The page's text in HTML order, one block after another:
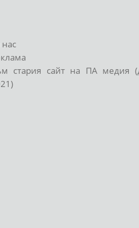
нас
стария сайт на ПА медия